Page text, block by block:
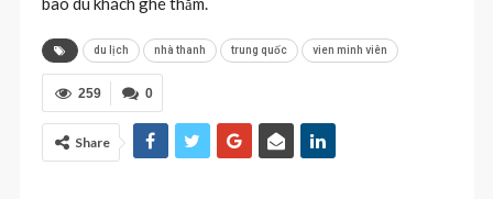
du lịch nhà thanh trung quốc vien minh viên
0
259
Share